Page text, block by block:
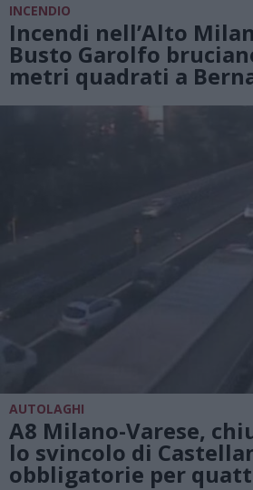
INCENDIO
Incendi nell’Alto
Busto Garolfo
metri quadrati a
AUTOLAGHI
A8 Milano-Varese,
lo svincolo di
obbligatorie per